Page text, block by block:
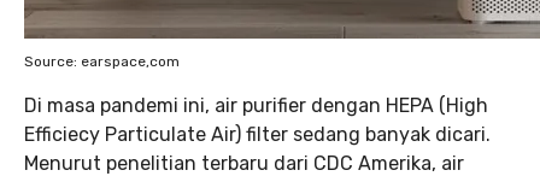
Source: earspace,com
Di masa pandemi ini, air purifier dengan HEPA (High
Efficiecy Particulate Air) filter sedang banyak dicari.
Menurut penelitian terbaru dari CDC Amerika, air